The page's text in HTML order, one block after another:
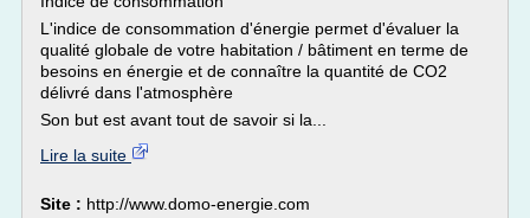
L'indice de consommation d'énergie permet d'évaluer la
qualité globale de votre habitation / bâtiment en terme de
besoins en énergie et de connaître la quantité de CO2
délivré dans l'atmosphère
Son but est avant tout de savoir si la...
Lire la suite
Site : http://www.domo-energie.com